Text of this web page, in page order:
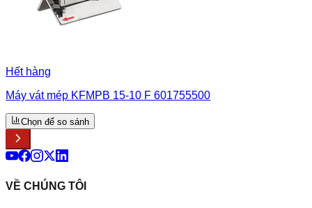
Hết hàng
Máy vát mép KFMPB 15-10 F 601755500
Chọn để so sánh
VỀ CHÚNG TÔI